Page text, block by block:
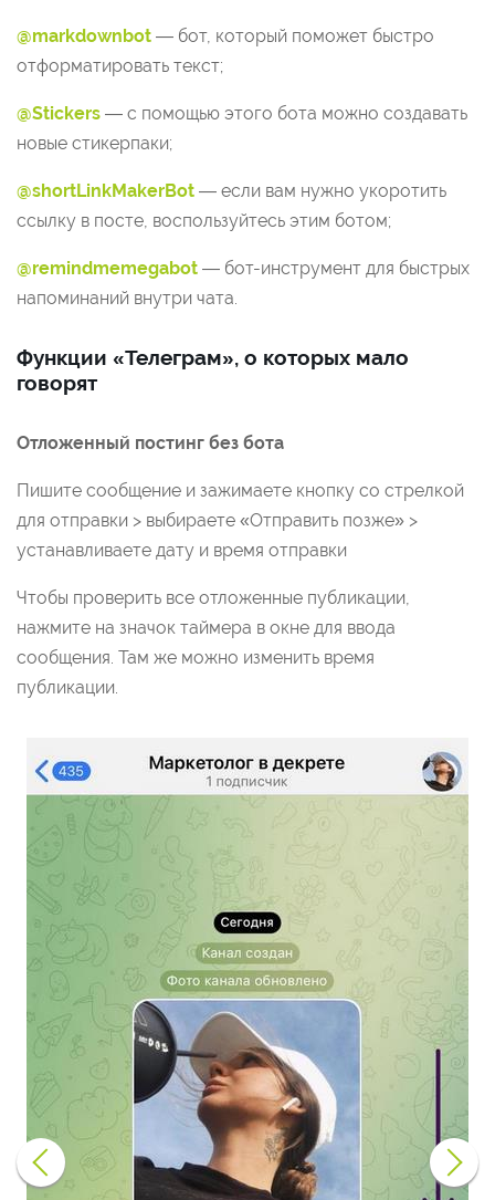
@markdownbot — бот, который поможет быстро
отформатировать текст;
@Stickers — с помощью этого бота можно создавать
новые стикерпаки;
@shortLinkMakerBot — если вам нужно укоротить
ссылку в посте, воспользуйтесь этим ботом;
@remindmemegabot — бот-инструмент для быстрых
напоминаний внутри чата.
Функции «Телеграм», о которых мало
говорят
Отложенный постинг без бота
Пишите сообщение и зажимаете кнопку со стрелкой
для отправки > выбираете «Отправить позже» >
устанавливаете дату и время отправки
Чтобы проверить все отложенные публикации,
нажмите на значок таймера в окне для ввода
сообщения. Там же можно изменить время
публикации.